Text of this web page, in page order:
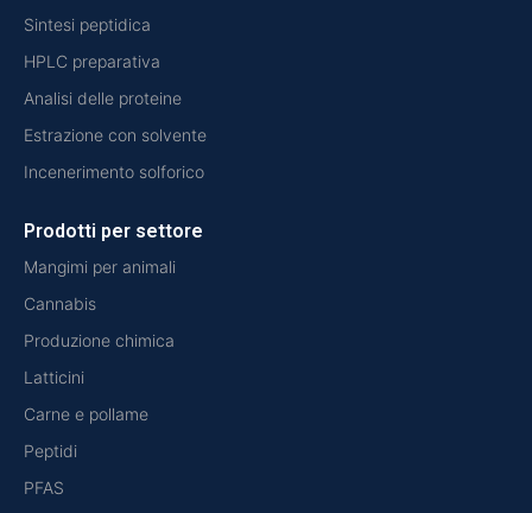
Sintesi peptidica
HPLC preparativa
Analisi delle proteine
Estrazione con solvente
Incenerimento solforico
Prodotti per settore
Mangimi per animali
Cannabis
Produzione chimica
Latticini
Carne e pollame
Peptidi
PFAS